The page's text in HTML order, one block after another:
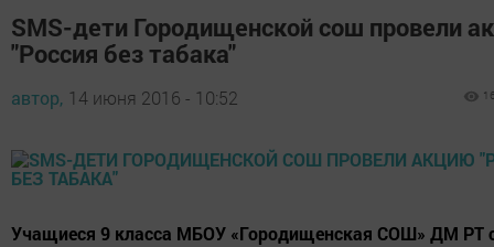
SMS-дети Городищенской сош провели
"Россия без табака"
автор, 14 июня 2016 - 10:52
Учащиеся 9 класса МБОУ «Городищенская СОШ» ДМ РТ